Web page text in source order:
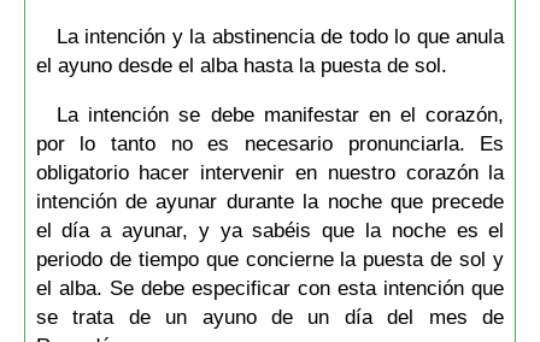
La intención y la abstinencia de todo lo que anula
el ayuno desde el alba hasta la puesta de sol.
La intención se debe manifestar en el corazón,
por lo tanto no es necesario pronunciarla. Es
obligatorio hacer intervenir en nuestro corazón la
intención de ayunar durante la noche que precede
el día a ayunar, y ya sabéis que la noche es el
periodo de tiempo que concierne la puesta de sol y
el alba. Se debe especificar con esta intención que
se trata de un ayuno de un día del mes de